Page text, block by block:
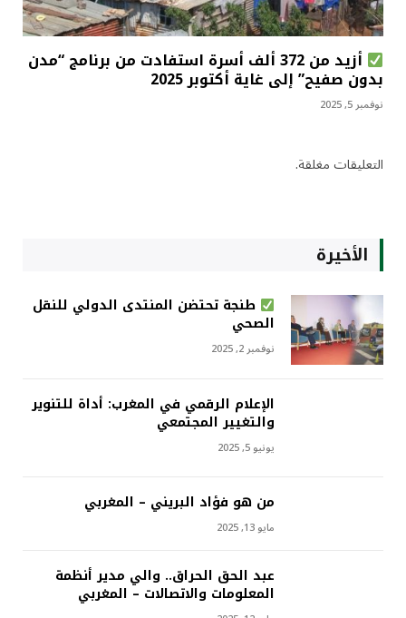
أزيد من 372 ألف أسرة استفادت من برنامج “مدن
بدون صفيح” إلى غاية أكتوبر 2025
نوفمبر 5, 2025
التعليقات مغلقة.
الأخيرة
طنجة تحتضن المنتدى الدولي للنقل
الصحي
نوفمبر 2, 2025
الإعلام الرقمي في المغرب: أداة للتنوير
والتغيير المجتمعي
يونيو 5, 2025
من هو فؤاد البريني – المغربي
مايو 13, 2025
عبد الحق الحراق.. والي مدير أنظمة
المعلومات والاتصالات – المغربي